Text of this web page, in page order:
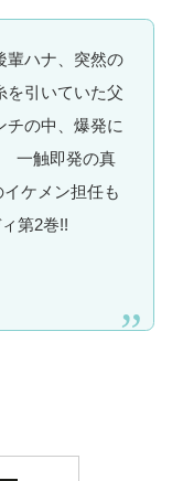
ハナ、突然の
引いていた父
の中、爆発に
一触即発の真
ケメン担任も
第2巻!!